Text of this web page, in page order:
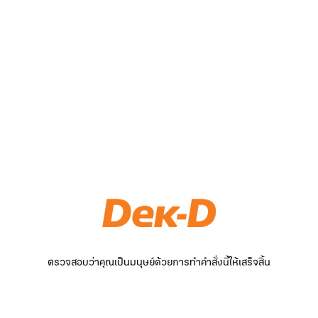
ตรวจสอบว่าคุณเป็นมนุษย์ด้วยการทำคำสั่งนี้ให้เสร็จสิ้น